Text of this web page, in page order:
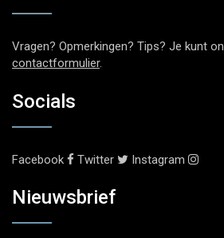
Vragen? Opmerkingen? Tips? Je kunt
contactformulier.
Socials
Facebook Twitter Instagram
Nieuwsbrief